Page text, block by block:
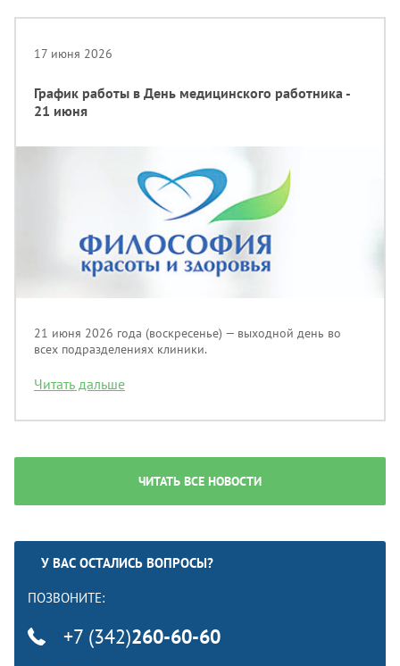
17 июня 2026
График работы в День медицинского работника -
21 июня
21 июня 2026 года (воскресенье) — выходной день во
всех подразделениях клиники.
Читать дальше
ЧИТАТЬ ВСЕ НОВОСТИ
У ВАС ОСТАЛИСЬ ВОПРОСЫ?
ПОЗВОНИТЕ:
+7 (342)260-60-60